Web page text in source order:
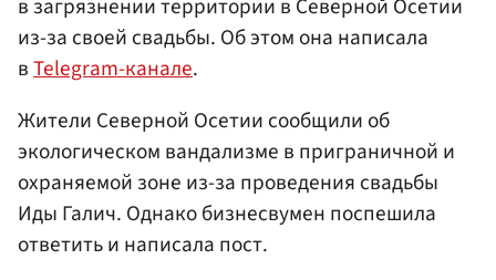
в загрязнении территории в Северной Осетии
из-за своей свадьбы. Об этом она написала
вTelegram-канале.
Жители Северной Осетии сообщили об
экологическом вандализме в приграничной и
охраняемой зоне из-за проведения свадьбы
Иды Галич. Однако бизнесвумен поспешила
ответить и написала пост.